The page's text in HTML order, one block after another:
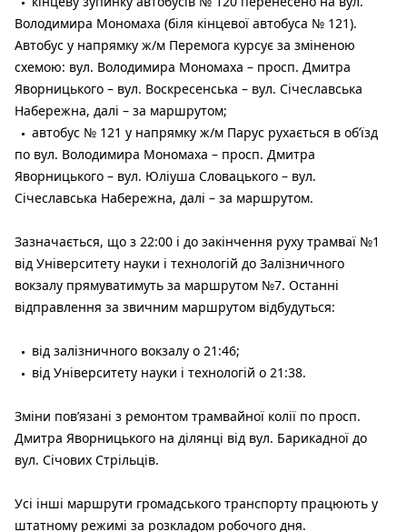
Володимира Мономаха (біля кінцевої автобуса № 121).
Автобус у напрямку ж/м Перемога курсує за зміненою
схемою: вул. Володимира Мономаха – просп. Дмитра
Яворницького – вул. Воскресенська – вул. Січеславська
Набережна, далі – за маршрутом;
автобус № 121 у напрямку ж/м Парус рухається в об’їзд
по вул. Володимира Мономаха – просп. Дмитра
Яворницького – вул. Юліуша Словацького – вул.
Січеславська Набережна, далі – за маршрутом.
Зазначається, що з 22:00 і до закінчення руху трамваї №1
від Університету науки і технологій до Залізничного
вокзалу прямуватимуть за маршрутом №7. Останні
відправлення за звичним маршрутом відбудуться:
від залізничного вокзалу о 21:46;
від Університету науки і технологій о 21:38.
Зміни пов’язані з ремонтом трамвайної колії по просп.
Дмитра Яворницького на ділянці від вул. Барикадної до
вул. Січових Стрільців.
Усі інші маршрути громадського транспорту працюють у
штатному режимі за розкладом робочого дня.